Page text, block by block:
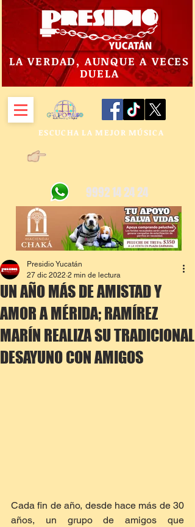
LA VERDAD, AUNQUE A VECES
DUELA
ESCUCHA LA MEJOR MÚSICA
9992 14 24 24
UN AÑO MÁS DE AMISTAD Y
AMOR A MÉRIDA; RAMÍREZ
MARÍN REALIZA SU TRADICIONAL
DESAYUNO CON AMIGOS
Presidio Yucatán
27 dic 2022 2 min de lectura
Cada fin de año, desde hace más de 30
años, un grupo de amigos que